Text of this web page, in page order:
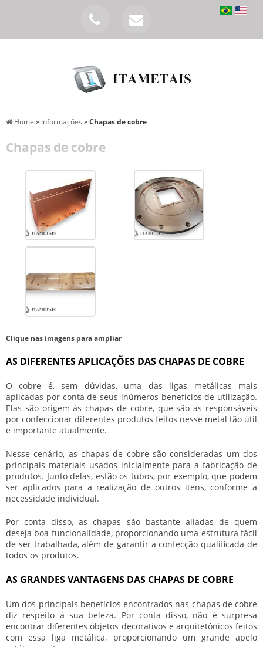
Home » Informações »Chapas de cobre
Chapas de cobre
Clique nas imagens para ampliar
AS DIFERENTES APLICAÇÕES DAS CHAPAS DE COBRE
O cobre é, sem dúvidas, uma das ligas metálicas mais
aplicadas por conta de seus inúmeros benefícios de utilização.
Elas são origem àschapas de cobre, que são as responsáveis
por confeccionar diferentes produtos feitos nesse metal tão útil
e importante atualmente.
Nesse cenário, as chapas de cobre são consideradas um dos
principais materiais usados inicialmente para a fabricação de
produtos. Junto delas, estão os tubos, por exemplo, que podem
ser aplicados para a realização de outros itens, conforme a
necessidade individual.
Por conta disso, as chapas são bastante aliadas de quem
deseja boa funcionalidade, proporcionando uma estrutura fácil
de ser trabalhada, além de garantir a confecção qualificada de
todos os produtos.
AS GRANDES VANTAGENS DAS CHAPAS DE COBRE
Um dos principais benefícios encontrados nas chapas de cobre
diz respeito à sua beleza. Por conta disso, não é surpresa
encontrar diferentes objetos decorativos e arquitetônicos feitos
com essa liga metálica, proporcionando um grande apelo